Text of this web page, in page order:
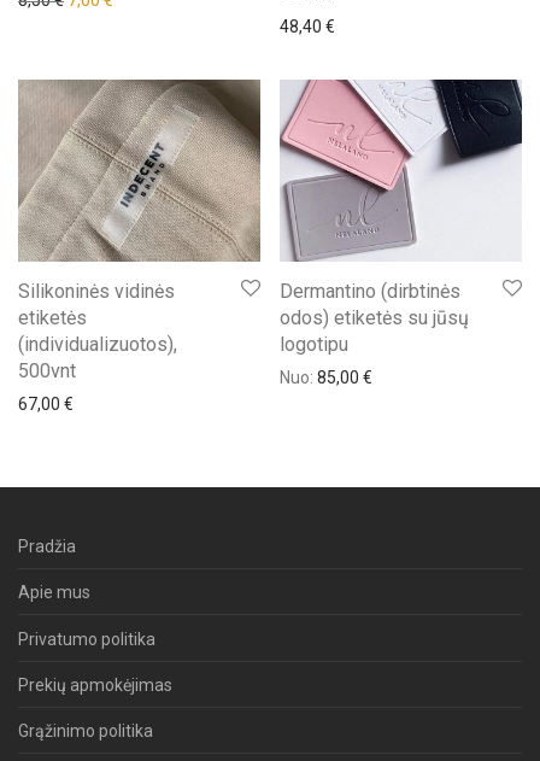
48,40 €
Silikoninės vidinės
etiketės
(individualizuotos),
500vnt
67,00 €
Dermantino (dirbtinės
odos) etiketės su jūsų
logotipu
Nuo: 85,00 €
Pradžia
Apie mus
Privatumo politika
Prekių apmokėjimas
Grąžinimo politika